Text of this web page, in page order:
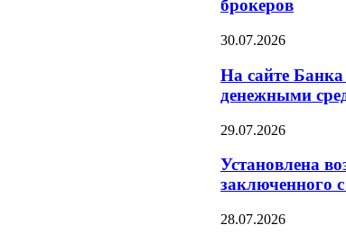
брокеров
30.07.2026
На сайте
денежными
29.07.2026
Установлена
заключенного
28.07.2026